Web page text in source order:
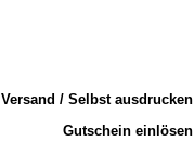
Versand / Selbst ausdrucken
Gutschein einlösen